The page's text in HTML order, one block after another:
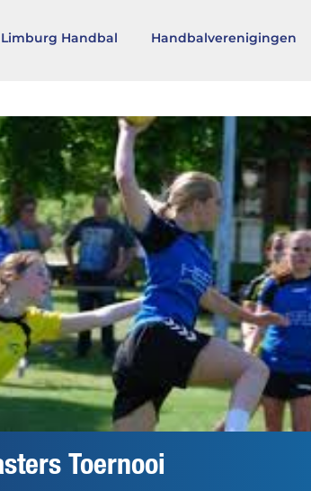
Handbal Handbalverenigingen
Toernooi